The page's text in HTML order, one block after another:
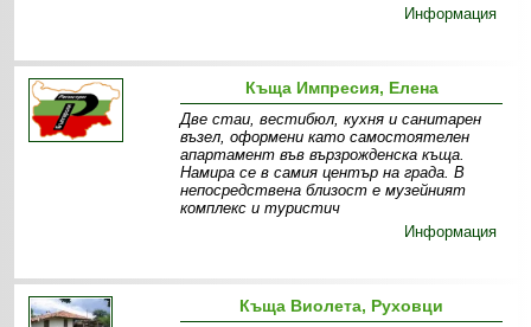
Информация
Къща Импресия, Елена
Две стаи, вестибюл, кухня и санитарен
възел, оформени като самостоятелен
апартамент във вързрожденска къща.
Намира се в самия център на града. В
непосредствена близост е музейният
комплекс и туристич
Информация
Къща Виолета, Руховци